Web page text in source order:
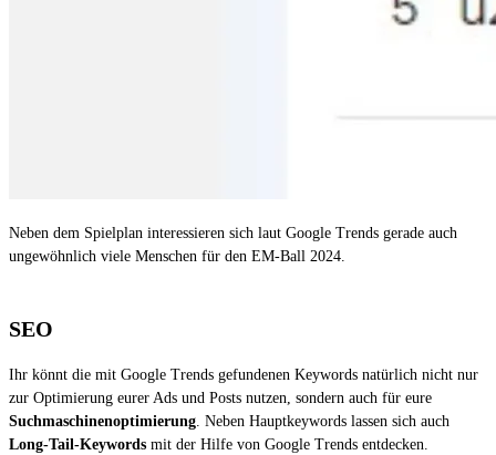
Neben dem Spielplan interessieren sich laut Google Trends gerade auch
ungewöhnlich viele Menschen für den EM-Ball 2024.
SEO
Ihr könnt die mit Google Trends gefundenen Keywords natürlich nicht nur
zur Optimierung eurer Ads und Posts nutzen, sondern auch für eure
Suchmaschinenoptimierung. Neben Hauptkeywords lassen sich auch
Long-Tail-Keywords mit der Hilfe von Google Trends entdecken.